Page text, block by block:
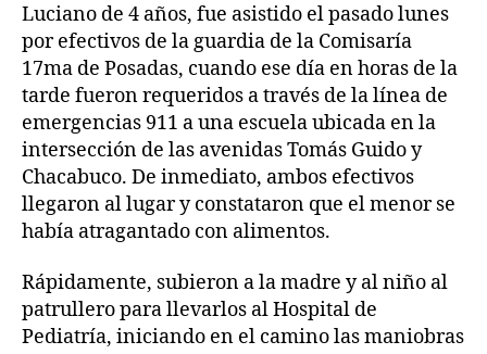
Luciano de 4 años, fue asistido el pasado lunes
por efectivos de la guardia de la Comisaría
17ma de Posadas, cuando ese día en horas de la
tarde fueron requeridos a través de la línea de
emergencias 911 a una escuela ubicada en la
intersección de las avenidas Tomás Guido y
Chacabuco. De inmediato, ambos efectivos
llegaron al lugar y constataron que el menor se
había atragantado con alimentos.
Rápidamente, subieron a la madre y al niño al
patrullero para llevarlos al Hospital de
Pediatría, iniciando en el camino las maniobras